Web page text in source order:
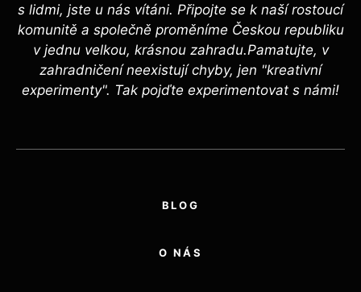
s lidmi, jste u nás vítáni. Připojte se k naší rostoucí
komunitě a společně proměníme Českou republiku
v jednu velkou, krásnou zahradu.Pamatujte, v
zahradničení neexistují chyby, jen "kreativní
experimenty". Tak pojďte experimentovat s námi!
BLOG
O NÁS